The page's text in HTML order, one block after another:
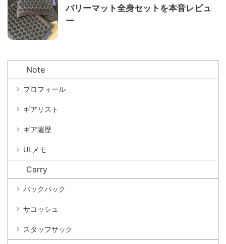
バリーマット全身セットを本音レビュ
ー
Note
プロフィール
ギアリスト
ギア遍歴
ULメモ
Carry
バックパック
サコッシュ
スタッフサック